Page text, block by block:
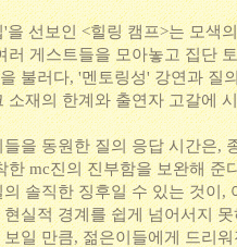
을 선보인 <힐링 캠프>는 모색
러 게스트들을 모아놓고 집단
불러다, '멘토링성' 강연과 질
소재의 한계와 출연자 고갈에
을 동원한 질의 응답 시간은,
한 mc진의 진부함을 보완해
솔직한 징후일 수 있는 것이,
실적 경계를 쉽게 넘어서지
일 만큼, 젊은이들에게 드리